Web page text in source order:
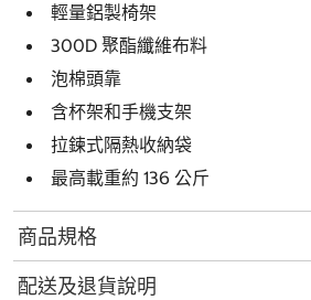
輕量鋁製椅架
300D 聚酯纖維布料
泡棉頭靠
含杯架和手機支架
拉鍊式隔熱收納袋
最高載重約 136 公斤
商品規格
配送及退貨說明